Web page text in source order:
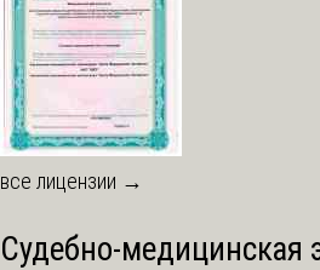
все лицензии →
Судебно-медицинская